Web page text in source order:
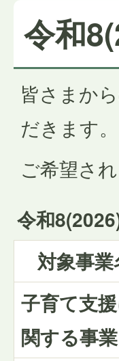
令和
皆さまか
だきます。
ご希望さ
令和
対象事業
子育て支
関する事業